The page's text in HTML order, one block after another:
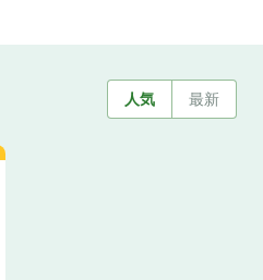
人気 最新